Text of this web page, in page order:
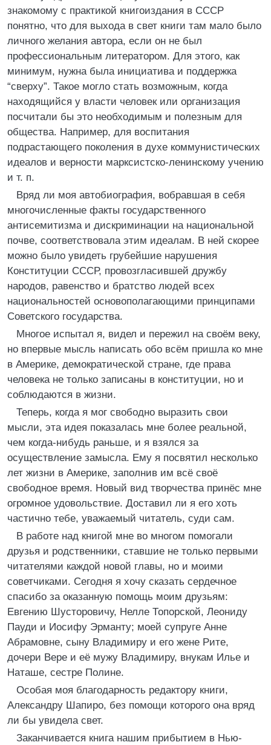
знакомому с практикой книгоиздания в СССР
понятно, что для выхода в свет книги там мало было
личного желания автора, если он не был
профессиональным литератором. Для этого, как
минимум, нужна была инициатива и поддержка
“сверху”. Такое могло стать возможным, когда
находящийся у власти человек или организация
посчитали бы это необходимым и полезным для
общества. Например, для воспитания
подрастающего поколения в духе коммунистических
идеалов и верности марксистско-ленинскому учению
и т. п.
Вряд ли моя автобиография, вобравшая в себя
многочисленные факты государственного
антисемитизма и дискриминации на национальной
почве, соответствовала этим идеалам. В ней скорее
можно было увидеть грубейшие нарушения
Конституции СССР, провозгласившей дружбу
народов, равенство и братство людей всех
национальностей основополагающими принципами
Советского государства.
Многое испытал я, видел и пережил на своём веку,
но впервые мысль написать обо всём пришла ко мне
в Америке, демократической стране, где права
человека не только записаны в конституции, но и
соблюдаются в жизни.
Теперь, когда я мог свободно выразить свои
мысли, эта идея показалась мне более реальной,
чем когда-нибудь раньше, и я взялся за
осуществление замысла. Ему я посвятил несколько
лет жизни в Америке, заполнив им всё своё
свободное время. Новый вид творчества принёс мне
огромное удовольствие. Доставил ли я его хоть
частично тебе, уважаемый читатель, суди сам.
В работе над книгой мне во многом помогали
друзья и родственники, ставшие не только первыми
читателями каждой новой главы, но и моими
советчиками. Сегодня я хочу сказать сердечное
спасибо за оказанную помощь моим друзьям:
Евгению Шусторовичу, Нелле Топорской, Леониду
Пауди и Иосифу Эрманту; моей супруге Анне
Абрамовне, сыну Владимиру и его жене Рите,
дочери Вере и её мужу Владимиру, внукам Илье и
Наташе, сестре Полине.
Особая моя благодарность редактору книги,
Александру Шапиро, без помощи которого она вряд
ли бы увидела свет.
Заканчивается книга нашим прибытием в Нью-